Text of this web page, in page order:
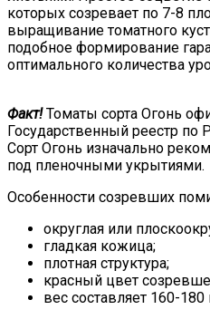
которых созревает по 7-8
выращивание томатного
подобное формирование
оптимального количества
Факт!Томаты сорта Огонь
Государственный реестр по
Сорт Огонь изначально
под пленочными укрытиями.
Особенности созревших
округлая или
гладкая кожица;
плотная структура;
красный цвет
вес составляет 160-